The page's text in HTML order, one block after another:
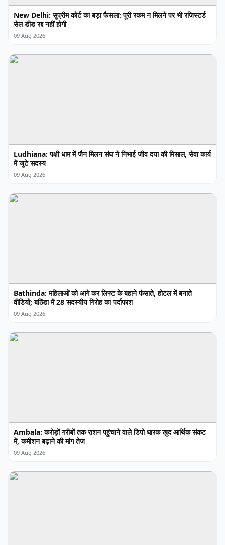
New Delhi: सुप्रीम कोर्ट का बड़ा फैसला: पूरी रकम न मिलने पर भी रजिस्टर्ड
सेल डीड रद्द नहीं होगी
09 Aug 2026
Ludhiana: पक्षी धाम में जैन मिलन संघ ने निभाई जीव दया की मिसाल, सेवा कार्य
में जुटे सदस्य
09 Aug 2026
Bathinda: महिलाओं को आगे कर लिफ्ट के बहाने फंसाते, होटल में बनाते
वीडियो; बठिंडा में 28 सदस्यीय गिरोह का पर्दाफाश
09 Aug 2026
Ambala: करोड़ों गरीबों तक राशन पहुंचाने वाले डिपो धारक खुद आर्थिक संकट
में, कमीशन बढ़ाने की मांग तेज
09 Aug 2026